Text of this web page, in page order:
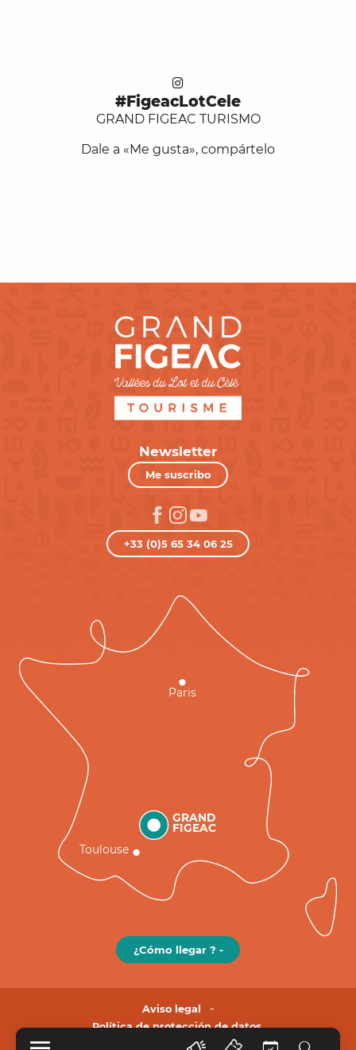
#FigeacLotCele
GRAND FIGEAC TURISMO
Dale a «Me gusta», compártelo
Newsletter
Me suscribo
+33 (0)5 65 34 06 25
GRAND
FIGEAC
Toulouse
Paris
¿Cómo llegar ? -
Aviso legal
Política de protección de datos.